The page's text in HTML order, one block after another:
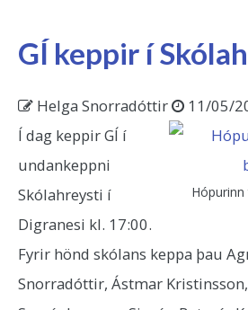
GÍ keppir í
Helga Snorradóttir 11/05/
Í dag keppir GÍ í
undankeppni
Skólahreysti í
Digranesi kl. 17:00.
Fyrir hönd skólans keppa þau
Snorradóttir, Ástmar